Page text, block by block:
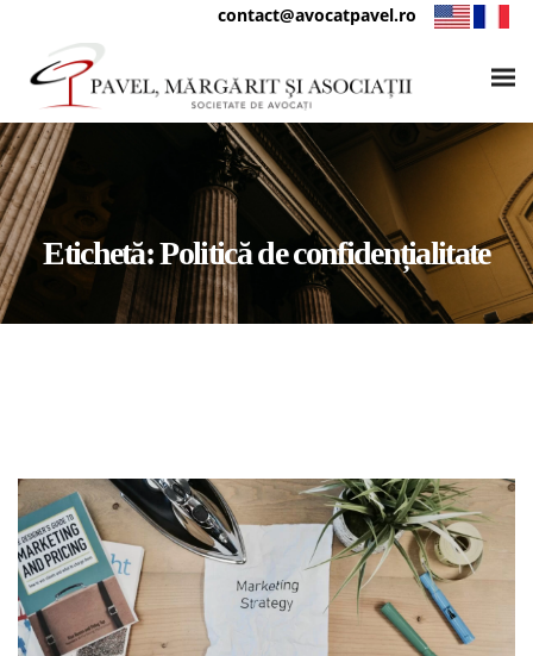
contact@avocatpavel.ro
Etichetă:Politică de confidențialitate